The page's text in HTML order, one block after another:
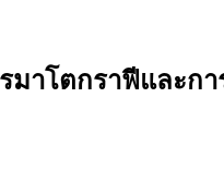
มาโตกราฟีและกา